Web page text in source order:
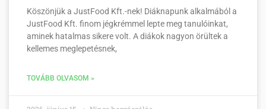
Köszönjük a JustFood Kft.-nek! Diáknapunk alkalmából a
JustFood Kft. finom jégkrémmel lepte meg tanulóinkat,
aminek hatalmas sikere volt. A diákok nagyon örültek a
kellemes meglepetésnek,
TOVÁBB OLVASOM »